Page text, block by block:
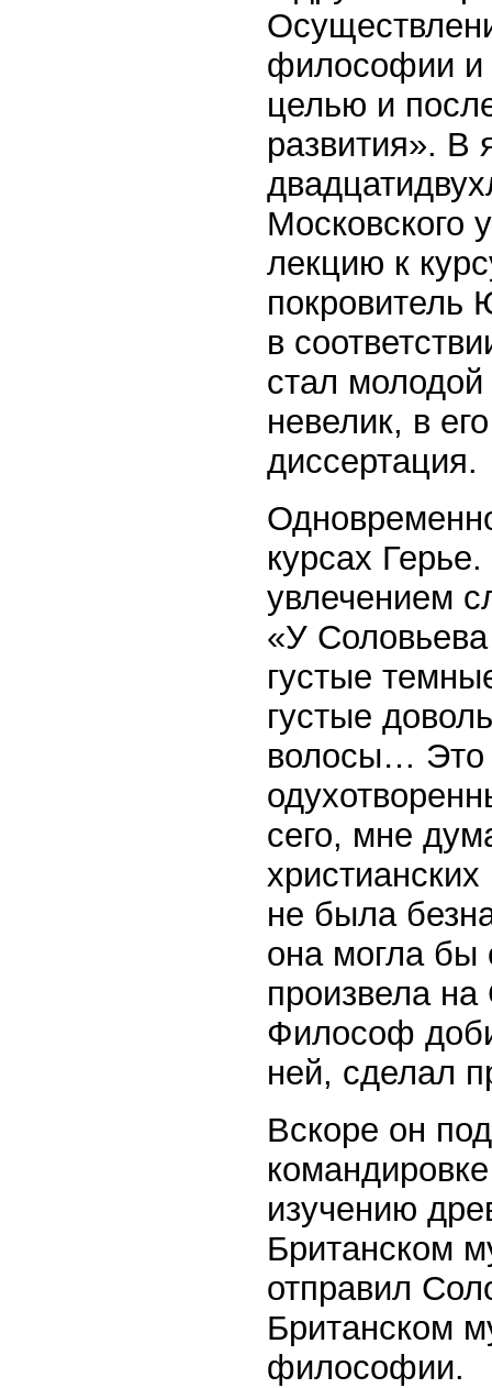
философии
целью и
развития». В
Московского
лекцию к
покровитель
в
стал
невелик, в
диссертация.
курсах
увлечением
«У
густые
густые
волосы… Это
сего, мне
не была
она могла
произвела
Философ
ней, сделал
Вскоре он
изучению
Британском
отправил
Британском
философии.